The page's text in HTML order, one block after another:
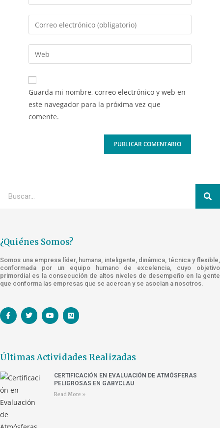
Guarda mi nombre, correo electrónico y web en
este navegador para la próxima vez que
comente.
¿Quiénes Somos?
Somos una empresa líder, humana, inteligente, dinámica, técnica y flexible,
conformada por un equipo humano de excelencia, cuyo objetivo
primordial es la consecución de altos niveles de desempeño en la gente
que conforma las empresas que se acercan y se asocian a nosotros.
Últimas Actividades Realizadas
CERTIFICACIÓN EN EVALUACIÓN DE ATMÓSFERAS
PELIGROSAS EN GABYCLAU
Read More »